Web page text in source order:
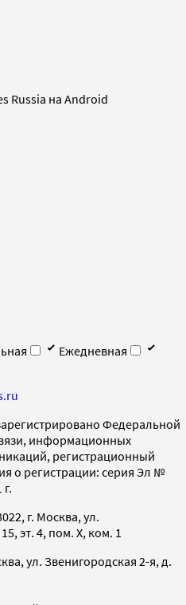
Russia на Android
Ежедневная
Федеральной
информационных
регистрационный
о регистрации: серия Эл №
г. Москва, ул.
эт. 4, пом. X, ком. 1
ул. Звенигородская 2-я, д.